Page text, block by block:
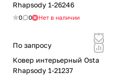
Rhapsody 1-26246
0 0 Нет в наличии
По запросу
Ковер интерьерный Osta
Rhapsody 1-21237